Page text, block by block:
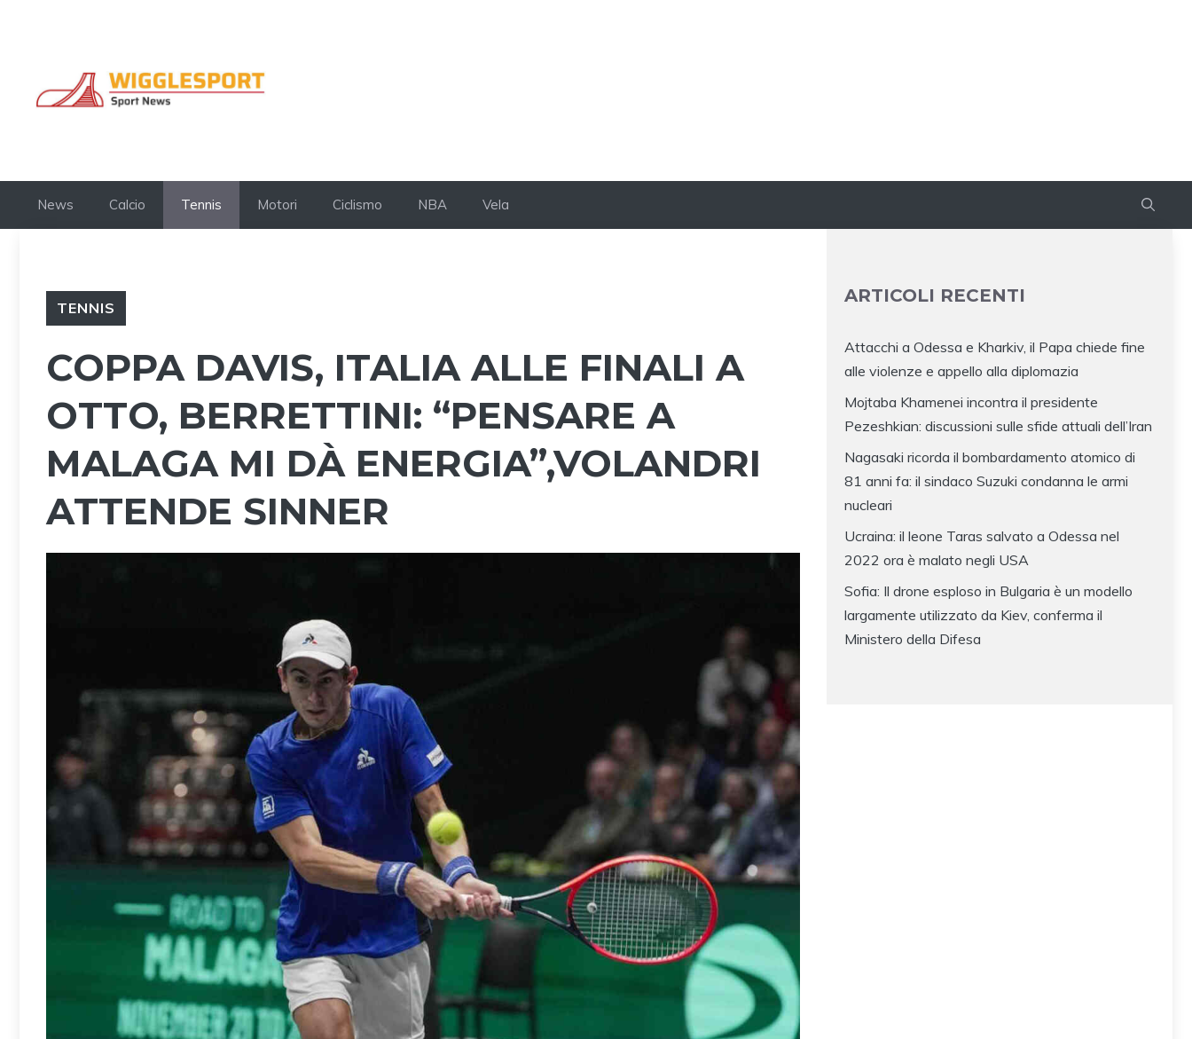
News Calcio Tennis Motori Ciclismo NBA Vela
TENNIS
COPPA DAVIS, ITALIA ALLE FINALI A
OTTO, BERRETTINI: “PENSARE A
MALAGA MI DÀ ENERGIA”,VOLANDRI
ATTENDE SINNER
ARTICOLI RECENTI
Attacchi a Odessa e Kharkiv, il Papa chiede fine
alle violenze e appello alla diplomazia
Mojtaba Khamenei incontra il presidente
Pezeshkian: discussioni sulle sfide attuali dell’Iran
Nagasaki ricorda il bombardamento atomico di
81 anni fa: il sindaco Suzuki condanna le armi
nucleari
Ucraina: il leone Taras salvato a Odessa nel
2022 ora è malato negli USA
Sofia: Il drone esploso in Bulgaria è un modello
largamente utilizzato da Kiev, conferma il
Ministero della Difesa